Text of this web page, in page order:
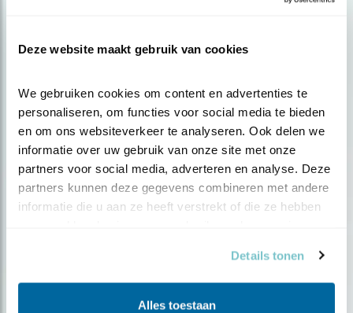
Deze website maakt gebruik van cookies
We gebruiken cookies om content en advertenties te
personaliseren, om functies voor social media te bieden
en om ons websiteverkeer te analyseren. Ook delen we
informatie over uw gebruik van onze site met onze
partners voor social media, adverteren en analyse. Deze
partners kunnen deze gegevens combineren met andere
informatie die u aan ze heeft verstrekt of die ze hebben
Details tonen
Alles toestaan